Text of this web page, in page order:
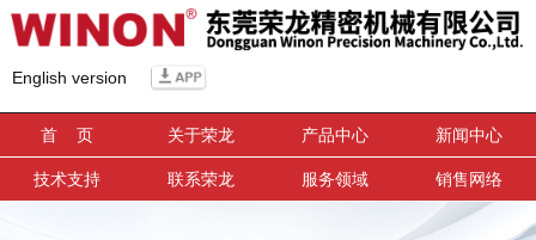
English version
首 页 关于荣龙 产品中心 新闻中心
技术支持 联系荣龙 服务领域 销售网络
信息搜索
搜索